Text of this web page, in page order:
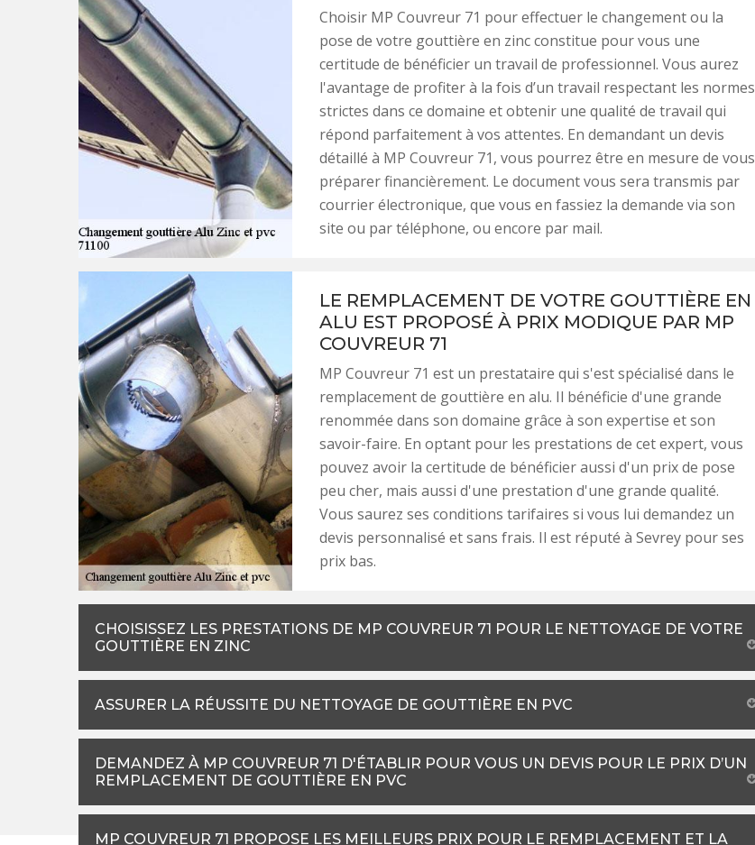
Choisir MP Couvreur 71 pour effectuer le changement ou la
pose de votre gouttière en zinc constitue pour vous une
certitude de bénéficier un travail de professionnel. Vous aurez
l'avantage de profiter à la fois d’un travail respectant les normes
strictes dans ce domaine et obtenir une qualité de travail qui
répond parfaitement à vos attentes. En demandant un devis
détaillé à MP Couvreur 71, vous pourrez être en mesure de vous
préparer financièrement. Le document vous sera transmis par
courrier électronique, que vous en fassiez la demande via son
site ou par téléphone, ou encore par mail.
LE REMPLACEMENT DE VOTRE GOUTTIÈRE EN
ALU EST PROPOSÉ À PRIX MODIQUE PAR MP
COUVREUR 71
MP Couvreur 71 est un prestataire qui s'est spécialisé dans le
remplacement de gouttière en alu. Il bénéficie d'une grande
renommée dans son domaine grâce à son expertise et son
savoir-faire. En optant pour les prestations de cet expert, vous
pouvez avoir la certitude de bénéficier aussi d'un prix de pose
peu cher, mais aussi d'une prestation d'une grande qualité.
Vous saurez ses conditions tarifaires si vous lui demandez un
devis personnalisé et sans frais. Il est réputé à Sevrey pour ses
prix bas.
CHOISISSEZ LES PRESTATIONS DE MP COUVREUR 71 POUR LE NETTOYAGE DE VOTRE
GOUTTIÈRE EN ZINC
ASSURER LA RÉUSSITE DU NETTOYAGE DE GOUTTIÈRE EN PVC
DEMANDEZ À MP COUVREUR 71 D'ÉTABLIR POUR VOUS UN DEVIS POUR LE PRIX D’UN
REMPLACEMENT DE GOUTTIÈRE EN PVC
MP COUVREUR 71 PROPOSE LES MEILLEURS PRIX POUR LE REMPLACEMENT ET LA